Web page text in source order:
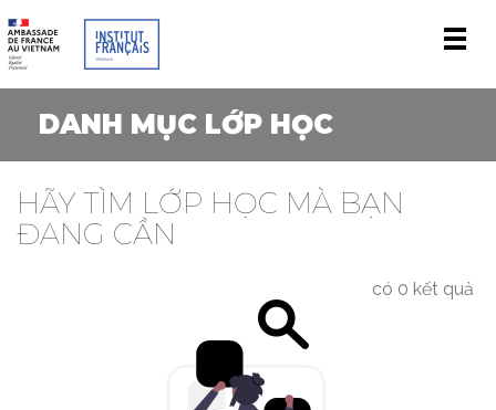
DANH MỤC LỚP HỌC
HÃY TÌM LỚP HỌC MÀ BẠN
ĐANG CẦN
có 0 kết quả